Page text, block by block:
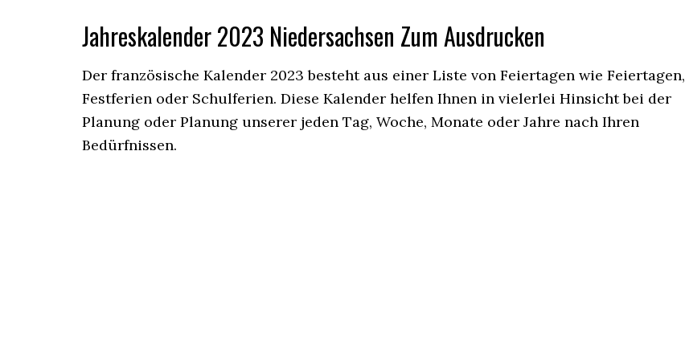
Jahreskalender2023 Niedersachsen Zum Ausdrucken
Der französische Kalender 2023 besteht aus einer Liste von Feiertagen wie Feiertagen,
Festferien oder Schulferien. Diese Kalender helfen Ihnen in vielerlei Hinsicht bei der
Planung oder Planung unserer jeden Tag, Woche, Monate oder Jahre nach Ihren
Bedürfnissen.